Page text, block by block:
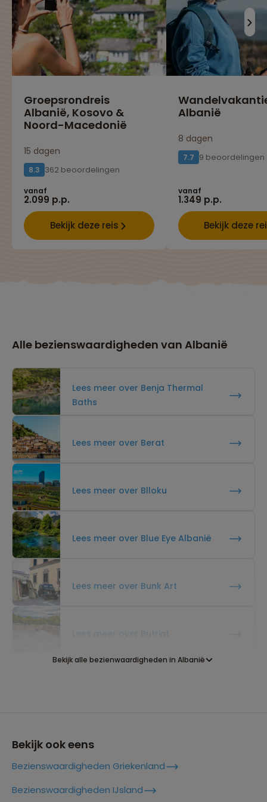
Groepsrondreis
Albanië, Kosovo &
Noord-Macedonië
15 dagen
8.3 362 beoordelingen
vanaf
2.099 p.p.
Bekijk deze reis
Albanië
8 dagen
7.7 9 beoordelingen
vanaf
1.349 p.p.
Bekijk deze
Alle bezienswaardigheden van Albanië
Lees meer over Benja Thermal
Baths
Lees meer over Berat
Lees meer over Blloku
Lees meer over Blue Eye Albanië
Lees meer over Bunk Art
Bekijk alle bezienwaardigheden in Albanië
Bekijk ook eens
Bezienswaardigheden Griekenland
Bezienswaardigheden IJsland